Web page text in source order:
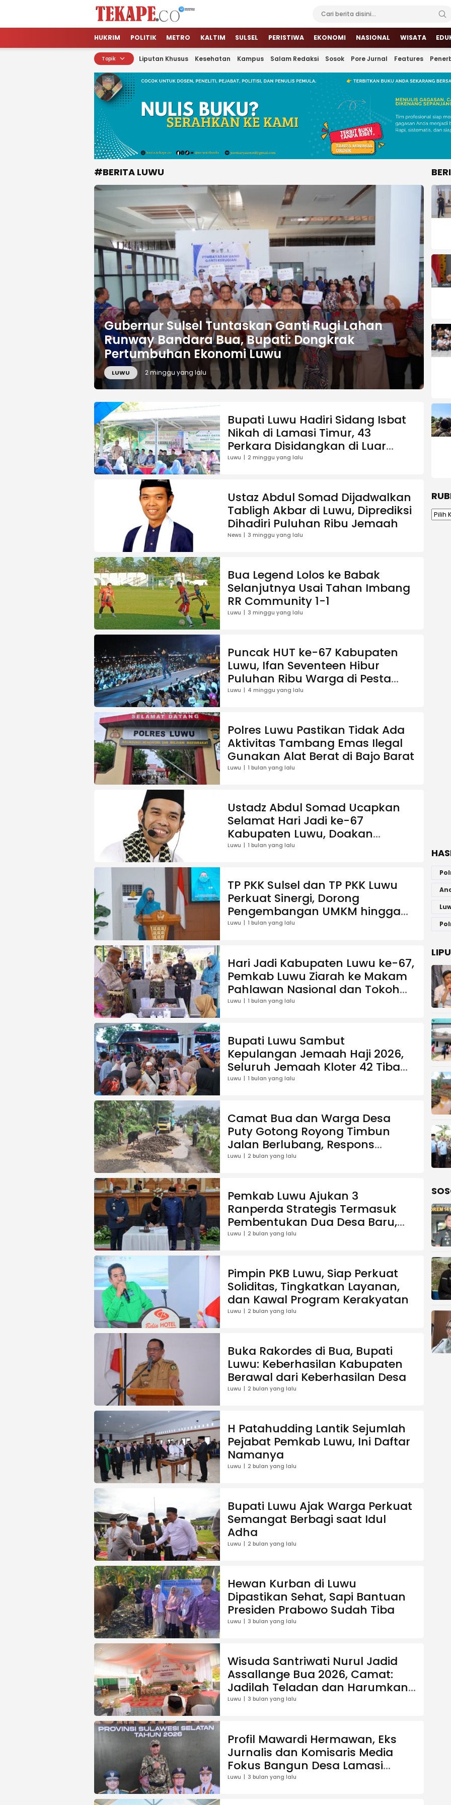
Tekape.co
Jendela Informasi Kita
HUKRIM POLITIK METRO KALTIM SULSEL PERISTIWA EKONOMI NASIONAL WISATA
Topik Liputan Khusus Kesehatan Kampus Salam Redaksi Sosok Pore Jurnal Features
#BERITA LUWU
Gubernur Sulsel Tuntaskan Ganti Rugi Lahan
Runway Bandara Bua, Bupati: Dongkrak
Pertumbuhan Ekonomi Luwu
LUWU 2 minggu yang lalu
Bupati Luwu Hadiri Sidang Isbat
Nikah di Lamasi Timur, 43
Perkara Disidangkan di Luar
Gedung
Luwu 2 minggu yang lalu
Ustaz Abdul Somad Dijadwalkan
Tabligh Akbar di Luwu, Diprediksi
Dihadiri Puluhan Ribu Jemaah
News 3 minggu yang lalu
Bua Legend Lolos ke Babak
Selanjutnya Usai Tahan Imbang
RR Community 1-1
Luwu 3 minggu yang lalu
Puncak HUT ke-67 Kabupaten
Luwu, Ifan Seventeen Hibur
Puluhan Ribu Warga di Pesta
Rakyat
Luwu 4 minggu yang lalu
Polres Luwu Pastikan Tidak Ada
Aktivitas Tambang Emas Ilegal
Gunakan Alat Berat di Bajo Barat
Luwu 1 bulan yang lalu
Ustadz Abdul Somad Ucapkan
Selamat Hari Jadi ke-67
Kabupaten Luwu, Doakan
Daerah Makin Maju
Luwu 1 bulan yang lalu
TP PKK Sulsel dan TP PKK Luwu
Perkuat Sinergi, Dorong
Pengembangan UMKM hingga
Pemberdayaan Keluarga
Luwu 1 bulan yang lalu
Hari Jadi Kabupaten Luwu ke-67,
Pemkab Luwu Ziarah ke Makam
Pahlawan Nasional dan Tokoh
Daerah
Luwu 1 bulan yang lalu
Bupati Luwu Sambut
Kepulangan Jemaah Haji 2026,
Seluruh Jemaah Kloter 42 Tiba
dengan Selamat
Luwu 1 bulan yang lalu
Camat Bua dan Warga Desa
Puty Gotong Royong Timbun
Jalan Berlubang, Respons
Keluhan Masyarakat
Luwu 2 bulan yang lalu
Pemkab Luwu Ajukan 3
Ranperda Strategis Termasuk
Pembentukan Dua Desa Baru,
DPRD Setujui Penataan OPD
Luwu 2 bulan yang lalu
Pimpin PKB Luwu, Siap Perkuat
Soliditas, Tingkatkan Layanan,
dan Kawal Program Kerakyatan
Luwu 2 bulan yang lalu
Buka Rakordes di Bua, Bupati
Luwu: Keberhasilan Kabupaten
Berawal dari Keberhasilan Desa
Luwu 2 bulan yang lalu
H Patahudding Lantik Sejumlah
Pejabat Pemkab Luwu, Ini Daftar
Namanya
Luwu 2 bulan yang lalu
Bupati Luwu Ajak Warga Perkuat
Semangat Berbagi saat Idul
Adha
Luwu 2 bulan yang lalu
Hewan Kurban di Luwu
Dipastikan Sehat, Sapi Bantuan
Presiden Prabowo Sudah Tiba
Luwu 3 bulan yang lalu
Wisuda Santriwati Nurul Jadid
Assallange Bua 2026, Camat:
Jadilah Teladan dan Harumkan
Nama Sekolah
Luwu 3 bulan yang lalu
Profil Mawardi Hermawan, Eks
Jurnalis dan Komisaris Media
Fokus Bangun Desa Lamasi
Pantai
Luwu 3 bulan yang lalu
Rubrik